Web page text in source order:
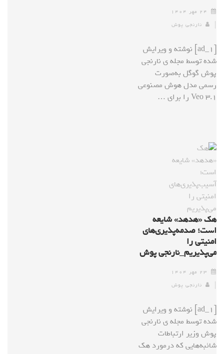
۲۴ مهر ۱۴۰۴
نارنجی پوش
[ad_1] نوشته و ویرایش
شده توسط مجله ی نارنجی
پوش گوگل به‌صورت
رسمی مدل هوش مصنوعی
Veo 3.1 را برای …
هک «هدهد» شایعه
است؛ صدمه‌پذیری‌های
امنیتی را
می‌پذیریم_نارنجی پوش
۲۳ مهر ۱۴۰۴
نارنجی پوش
[ad_1] نوشته و ویرایش
شده توسط مجله ی نارنجی
پوش وزیر ارتباطات
شائبه‌هایی که درمورد هک